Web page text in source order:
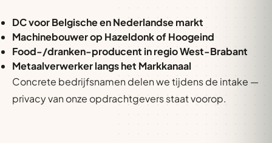
DC voor Belgische en Nederlandse markt
Machinebouwer op Hazeldonk of Hoogeind
Food-/dranken-producent in regio West-Brabant
Metaalverwerker langs het Markkanaal
Concrete bedrijfsnamen delen we tijdens de intake —
privacy van onze opdrachtgevers staat voorop.